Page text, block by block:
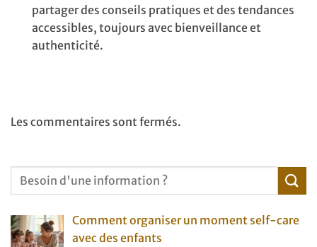
partager des conseils pratiques et des tendances
accessibles, toujours avec bienveillance et
authenticité.
Les commentaires sont fermés.
Comment organiser un moment self-care
avec des enfants